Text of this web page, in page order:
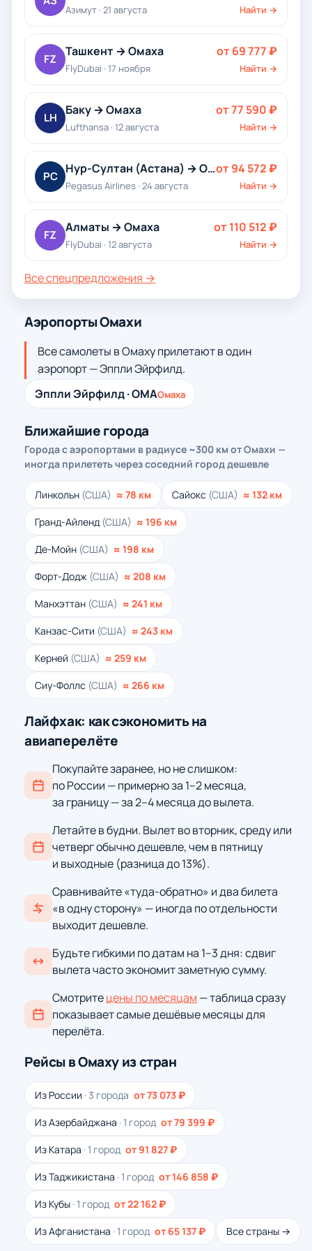
Азимут · 21 августа Найти →
FZ
Ташкент → Омаха
FlyDubai · 17 ноября
от 69 777 ₽
Найти →
LH
Баку → Омаха
Lufthansa · 12 августа
от 77 590 ₽
Найти →
PC
Нур-Султан (Астана) → Омаха
Pegasus Airlines · 24 августа
от 94 572 ₽
Найти →
FZ
Алматы → Омаха
FlyDubai · 12 августа
от 110 512 ₽
Найти →
Все спецпредложения →
Аэропорты Омахи
Все самолеты в Омаху прилетают в один
аэропорт — Эппли Эйрфилд.
Эппли Эйрфилд · OMAОмаха
Ближайшие города
Города с аэропортами в радиусе ~300 км от Омахи —
иногда прилететь через соседний город дешевле
Линкольн (США) ≈ 78 км Сайокс (США) ≈ 132 км
Гранд-Айленд (США) ≈ 196 км
Де-Мойн (США) ≈ 198 км
Форт-Додж (США) ≈ 208 км
Манхэттан (США) ≈ 241 км
Канзас-Сити (США) ≈ 243 км
Керней (США) ≈ 259 км
Сиу-Фоллс (США) ≈ 266 км
Лайфхак: как сэкономить на
авиаперелёте
Покупайте заранее, но не слишком:
по России — примерно за 1–2 месяца,
за границу — за 2–4 месяца до вылета.
Летайте в будни. Вылет во вторник, среду или
четверг обычно дешевле, чем в пятницу
и выходные (разница до 13%).
Сравнивайте «туда-обратно» и два билета
«в одну сторону» — иногда по отдельности
выходит дешевле.
Будьте гибкими по датам на 1–3 дня: сдвиг
вылета часто экономит заметную сумму.
Смотритецены по месяцам — таблица сразу
показывает самые дешёвые месяцы для
перелёта.
Рейсы в Омаху из стран
Из России · 3 города от 73 073 ₽
Из Азербайджана · 1 город от 79 399 ₽
Из Катара · 1 город от 91 827 ₽
Из Таджикистана · 1 город от 146 858 ₽
Из Кубы · 1 город от 22 162 ₽
Из Афганистана · 1 город от 65 137 ₽ Все страны →